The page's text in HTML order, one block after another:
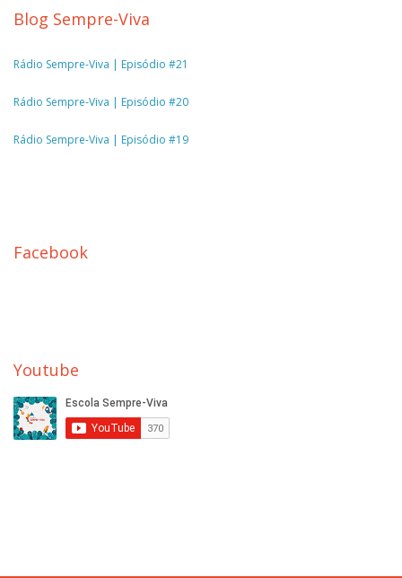
Blog Sempre-Viva
Rádio Sempre-Viva | Episódio #21
Rádio Sempre-Viva | Episódio #20
Rádio Sempre-Viva | Episódio #19
Facebook
Youtube